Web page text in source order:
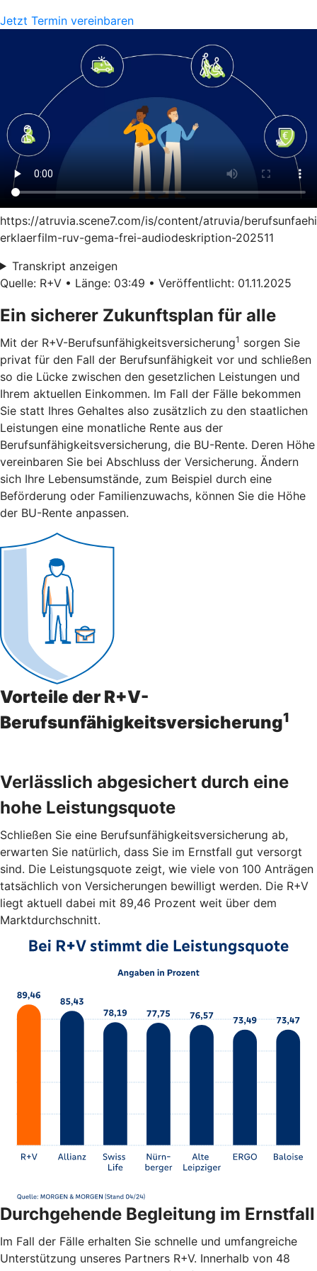
Jetzt Termin vereinbaren
https://atruvia.scene7.com/is/content/atruvia/
erklaerfilm-ruv-gema-frei-audiodeskription-202511
Transkript anzeigen
Quelle: R+V • Länge: 03:49 • Veröffentlicht: 01.11.2025
Ein sicherer Zukunftsplan für alle
Mit der R+V-Berufsunfähigkeitsversicherung1 sorgen Sie
privat für den Fall der Berufsunfähigkeit vor und schließen
so die Lücke zwischen den gesetzlichen Leistungen und
Ihrem aktuellen Einkommen. Im Fall der Fälle bekommen
Sie statt Ihres Gehaltes also zusätzlich zu den staatlichen
Leistungen eine monatliche Rente aus der
Berufsunfähigkeitsversicherung, die BU-Rente. Deren Höhe
vereinbaren Sie bei Abschluss der Versicherung. Ändern
sich Ihre Lebensumstände, zum Beispiel durch eine
Beförderung oder Familienzuwachs, können Sie die Höhe
der BU-Rente anpassen.
Vorteile der R+V-
Berufsunfähigkeitsversicherung1
Verlässlich abgesichert durch eine
hohe Leistungsquote
Schließen Sie eine Berufsunfähigkeitsversicherung ab,
erwarten Sie natürlich, dass Sie im Ernstfall gut versorgt
sind. Die Leistungsquote zeigt, wie viele von 100 Anträgen
tatsächlich von Versicherungen bewilligt werden. Die R+V
liegt aktuell dabei mit 89,46 Prozent weit über dem
Marktdurchschnitt.
Durchgehende Begleitung im Ernstfall
Im Fall der Fälle erhalten Sie schnelle und umfangreiche
Unterstützung unseres Partners R+V. Innerhalb von 48